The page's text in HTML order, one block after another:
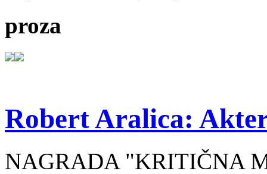
proza
Robert Aralica:
NAGRADA "KRITIČNA